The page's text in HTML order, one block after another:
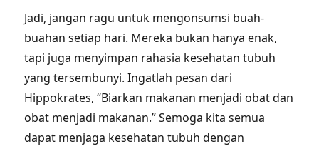
Jadi, jangan ragu untuk mengonsumsi buah-
buahan setiap hari. Mereka bukan hanya enak,
tapi juga menyimpan rahasia kesehatan tubuh
yang tersembunyi. Ingatlah pesan dari
Hippokrates, “Biarkan makanan menjadi obat dan
obat menjadi makanan.” Semoga kita semua
dapat menjaga kesehatan tubuh dengan